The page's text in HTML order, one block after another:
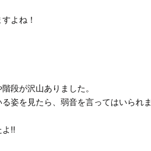
よね！
段が沢山ありました。
姿を見たら、弱音を言ってはいられま
よ‼